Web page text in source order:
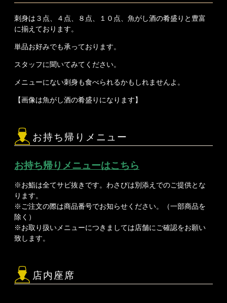
刺身は３点、４点、８点、１０点、魚がし酒の肴盛りと豊富
に揃えております。
単品お好みでも承っております。
スタッフに聞いてみてください。
メニューにない刺身も食べられるかもしれませんよ。
【画像は魚がし酒の肴盛りになります】
お持ち帰りメニュー
お持ち帰りメニューはこちら
※お鮨は全てサビ抜きです。わさびは別添えでのご提供とな
ります。
※ご注文の際は商品番号でお知らせください。（一部商品を
除く）
※お取り扱いメニューにつきましては店舗にご確認をお願い
致します。
店内座席